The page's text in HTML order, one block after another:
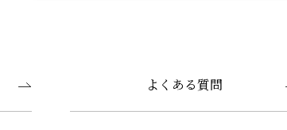
よくある質問